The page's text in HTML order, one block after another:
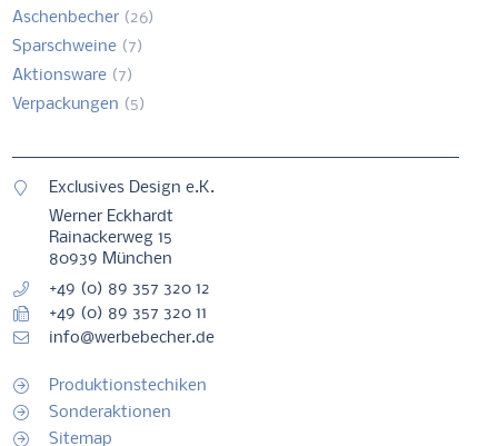
Aschenbecher (26)
Sparschweine (7)
Aktionsware (7)
Verpackungen (5)
Exclusives Design e.K.
Werner Eckhardt
Rainackerweg 15
80939 München
+49 (0) 89 357 320 12
+49 (0) 89 357 320 11
info@werbebecher.de
Produktionstechiken
Sonderaktionen
Sitemap